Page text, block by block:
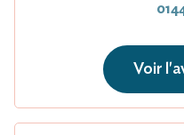
Voir